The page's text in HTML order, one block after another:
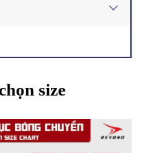
size